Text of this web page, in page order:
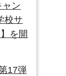
ャン
校サ
を開
17弾